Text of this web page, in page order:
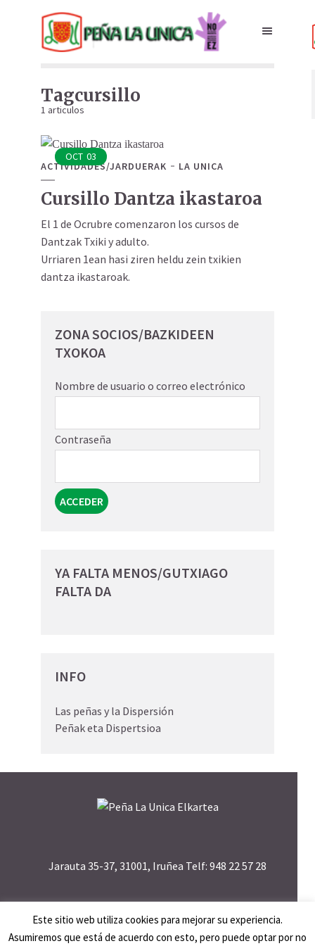
Tagcursillo
1 articulos
OCT 03
ACTIVIDADES/JARDUERAK LA UNICA
Cursillo Dantza ikastaroa
El 1 de Ocrubre comenzaron los cursos de
Dantzak Txiki y adulto.
Urriaren 1ean hasi ziren heldu zein txikien
dantza ikastaroak.
ZONA SOCIOS/BAZKIDEEN
TXOKOA
Nombre de usuario o correo electrónico
Contraseña
YA FALTA MENOS/GUTXIAGO
FALTA DA
INFO
Las peñas y la Dispersión
Peñak eta Dispertsioa
Jarauta 35-37, 31001, Iruñea Telf: 948 22 57 28
Creado porAldaba·Política de Privacidad·Aviso Legal·
Este sitio web utiliza cookies para mejorar su experiencia.
Asumiremos que está de acuerdo con esto, pero puede optar por no